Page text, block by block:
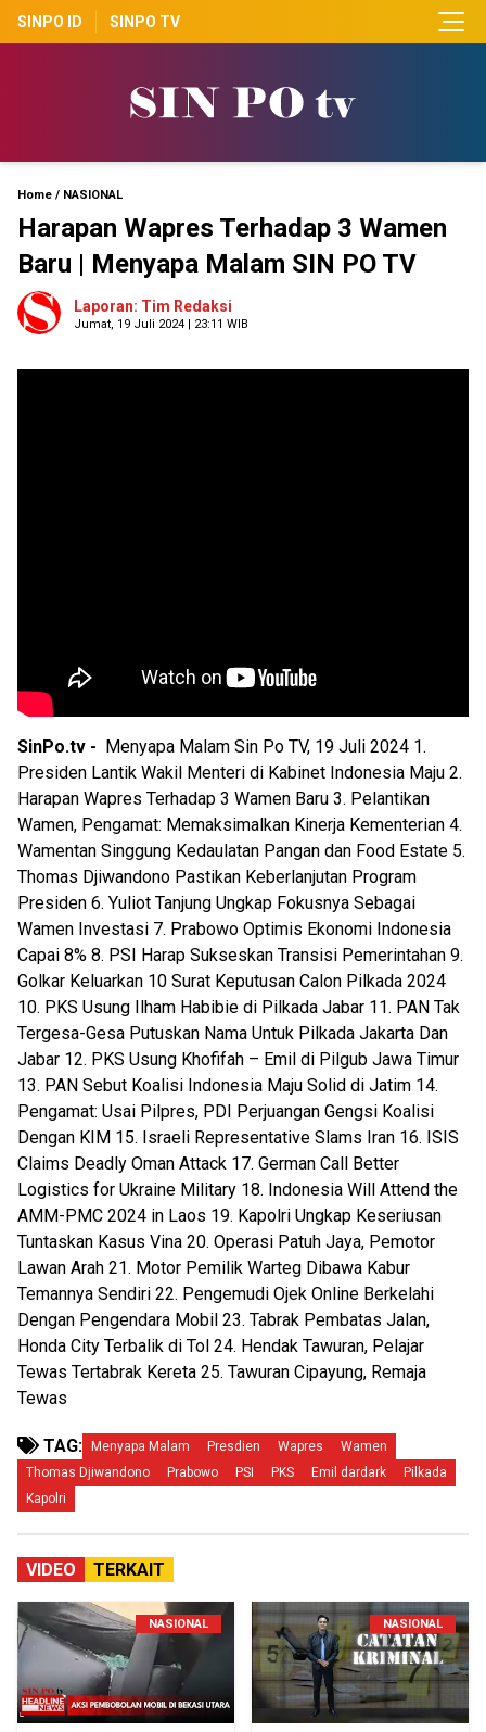
SINPO ID SINPO TV
Home / NASIONAL
Harapan Wapres Terhadap 3 Wamen
Baru | Menyapa Malam SIN PO TV
Laporan: Tim Redaksi
Jumat, 19 Juli 2024 | 23:11 WIB
SinPo.tv -
Menyapa Malam Sin Po TV, 19 Juli 2024 1.
Presiden Lantik Wakil Menteri di Kabinet Indonesia Maju 2.
Harapan Wapres Terhadap 3 Wamen Baru 3. Pelantikan
Wamen, Pengamat: Memaksimalkan Kinerja Kementerian 4.
Wamentan Singgung Kedaulatan Pangan dan Food Estate 5.
Thomas Djiwandono Pastikan Keberlanjutan Program
Presiden 6. Yuliot Tanjung Ungkap Fokusnya Sebagai
Wamen Investasi 7. Prabowo Optimis Ekonomi Indonesia
Capai 8% 8. PSI Harap Sukseskan Transisi Pemerintahan 9.
Golkar Keluarkan 10 Surat Keputusan Calon Pilkada 2024
10. PKS Usung Ilham Habibie di Pilkada Jabar 11. PAN Tak
Tergesa-Gesa Putuskan Nama Untuk Pilkada Jakarta Dan
Jabar 12. PKS Usung Khofifah – Emil di Pilgub Jawa Timur
13. PAN Sebut Koalisi Indonesia Maju Solid di Jatim 14.
Pengamat: Usai Pilpres, PDI Perjuangan Gengsi Koalisi
Dengan KIM 15. Israeli Representative Slams Iran 16. ISIS
Claims Deadly Oman Attack 17. German Call Better
Logistics for Ukraine Military 18. Indonesia Will Attend the
AMM-PMC 2024 in Laos 19. Kapolri Ungkap Keseriusan
Tuntaskan Kasus Vina 20. Operasi Patuh Jaya, Pemotor
Lawan Arah 21. Motor Pemilik Warteg Dibawa Kabur
Temannya Sendiri 22. Pengemudi Ojek Online Berkelahi
Dengan Pengendara Mobil 23. Tabrak Pembatas Jalan,
Honda City Terbalik di Tol 24. Hendak Tawuran, Pelajar
Tewas Tertabrak Kereta 25. Tawuran Cipayung, Remaja
Tewas
TAG: Menyapa Malam Presdien Wapres
Wamen
Thomas Djiwandono
Prabowo PSI PKS Emil dardark
Pilkada
Kapolri
VIDEO TERKAIT
NASIONAL NASIONAL